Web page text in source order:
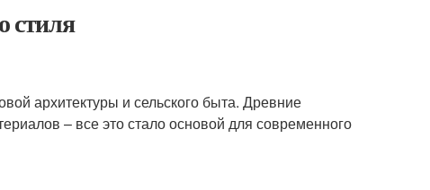
стиля
архитектуры и сельского быта. Древние
– все это стало основой для современного